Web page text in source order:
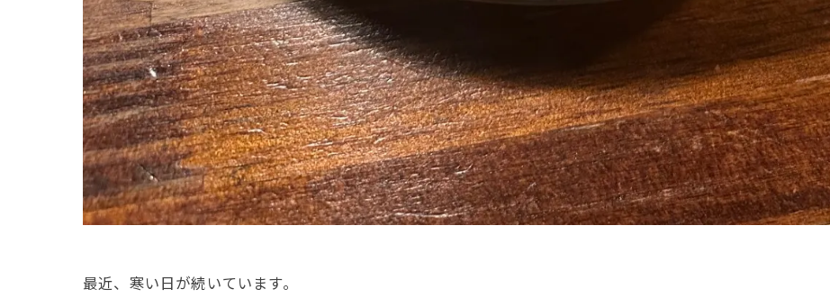
最近、寒い日が続いています。